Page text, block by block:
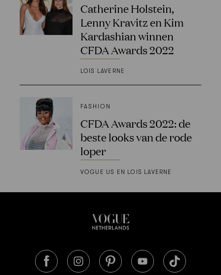
Catherine Holstein,
Lenny Kravitz en Kim
Kardashian winnen
CFDA Awards 2022
LOIS LAVERNE
FASHION
CFDA Awards 2022: de
beste looks van de rode
loper
VOGUE US EN LOIS LAVERNE